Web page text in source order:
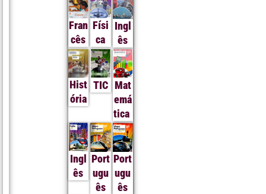
Fran
cês
Físi
ca
Ingl
ês
Hist
ória
TIC Mat
emá
tica
Ingl
ês
Port
ugu
ês
Port
ugu
ês